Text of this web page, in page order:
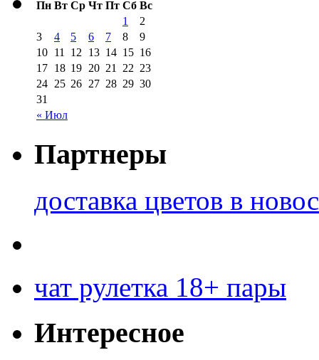
Пн Вт Ср Чт Пт Сб Вс
« Июл
1
2
3
4 5 6 7 8
9
10 11 12 13 14 15 16
17 18 19 20 21 22 23
24 25 26 27 28 29 30
31
Партнеры
доставка цветов в
чат рулетка 18+ пары
Интересное